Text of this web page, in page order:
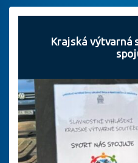
Krajská výtvarná